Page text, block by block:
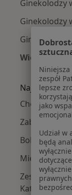
Ginekolodzy
Ginekolodzy
Ginekolodzy
Więcej (14)
Więcej
Najczęście
Choroby
Zaburzenia
Bolesne
Mięśniaki
Zespół
Katowicach
zespół
lepsze
jako
Udział w
będą